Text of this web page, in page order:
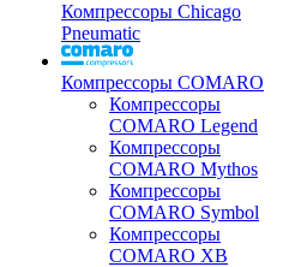
Компрессоры Chicago
Pneumatic
Компрессоры COMARO
Компрессоры
COMARO Legend
Компрессоры
COMARO Mythos
Компрессоры
COMARO Symbol
Компрессоры
COMARO XB